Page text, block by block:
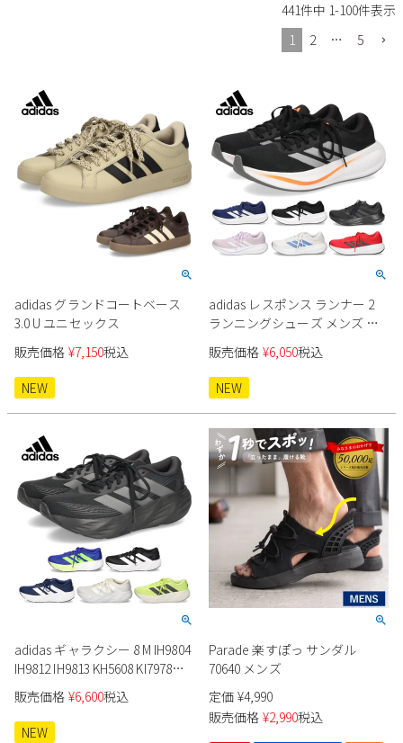
休業日
2026 年8月
日 月 火 木 金
土
1
2
3 4 6 7
8
10 11 13 14
15
17 18 20 21
22
30
31
2026 年9月
3
6
7 8 9 10 11
12
13
17 18
19
20
21 22 24 25
26
27
28 29
新規会員登録
会社概要
プライバシーポリシー
441件中 1-100件表示
1
2 … 5
adidas グランドコートベース
3.0 U ユニセックス
販売価格 ¥7,150税込
NEW
adidas レスポンス ランナー 2
ランニングシューズ メンズ レ
ディース
販売価格 ¥6,050税込
NEW
adidas ギャラクシー 8 M IH9804
IH9812 IH9813 KH5608 KI7978
KI7980
販売価格 ¥6,600税込
NEW
Parade 楽すぽっ サンダル
70640 メンズ
定価 ¥4,990
販売価格 ¥2,990税込